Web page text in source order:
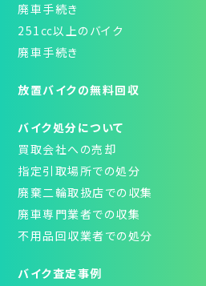
廃車手続き
251㏄以上のバイク
廃車手続き
放置バイクの無料回収
バイク処分について
買取会社への売却
指定引取場所での処分
廃棄二輪取扱店での収集
廃車専門業者での収集
不用品回収業者での処分
バイク査定事例